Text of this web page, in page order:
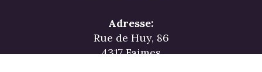
Adresse:
Rue de Huy, 86
4317 Faimes